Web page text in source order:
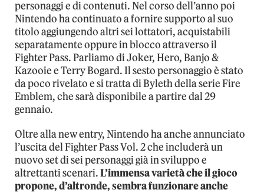
personaggi e di contenuti. Nel corso dell’anno poi
Nintendo ha continuato a fornire supporto al suo
titolo aggiungendo altri sei lottatori, acquistabili
separatamente oppure in blocco attraverso il
Fighter Pass. Parliamo di Joker, Hero, Banjo &
Kazooie e Terry Bogard. Il sesto personaggio è stato
da poco rivelato e si tratta di Byleth della serie Fire
Emblem, che sarà disponibile a partire dal 29
gennaio.
Oltre alla new entry, Nintendo ha anche annunciato
l’uscita del Fighter Pass Vol. 2 che includerà un
nuovo set di sei personaggi già in sviluppo e
altrettanti scenari.L’immensa varietà che il gioco
propone, d’altronde, sembra funzionare anche